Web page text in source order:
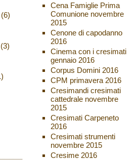
(3)
Cena Famiglie Prima
Comunione novembre
2015
Cenone di capodanno
2016
Cinema con i cresimati
gennaio 2016
Corpus Domini 2016
CPM primavera 2016
Cresimandi cresimati
cattedrale novembre
2015
Cresimati Carpeneto
2016
Cresimati strumenti
novembre 2015
Cresime 2016